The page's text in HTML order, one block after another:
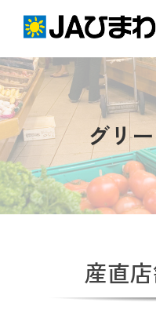
content
検
索
…
グリ
農産
グリ
産直